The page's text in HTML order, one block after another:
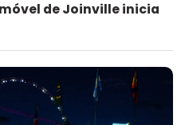
de Joinville inicia